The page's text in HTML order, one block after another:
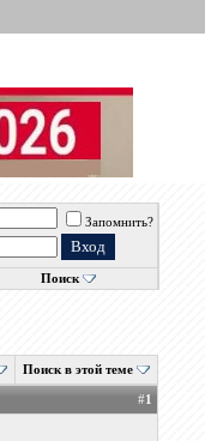
Запомнить?
Поиск
Поиск в этой теме
#1